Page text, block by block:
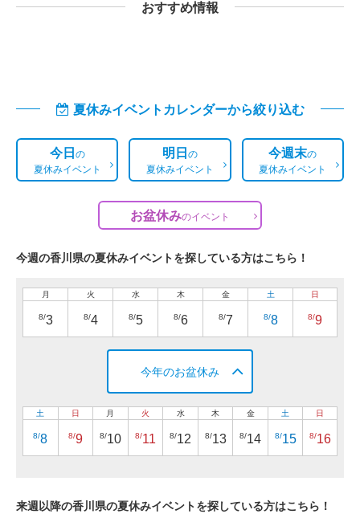
おすすめ情報
夏休みイベントカレンダーから絞り込む
今日の
夏休みイベント
明日の
夏休みイベント
今週末の
夏休みイベント
お盆休みのイベント
今週の香川県の夏休みイベントを探している方はこちら！
月
8/3
火
8/4
水
8/5
木
8/6
金
8/7
土
8/8
日
8/9
今年のお盆休み
土
8/8
日
8/9
月
8/10
火
8/11
水
8/12
木
8/13
金
8/14
土
8/15
日
8/16
来週以降の香川県の夏休みイベントを探している方はこちら！